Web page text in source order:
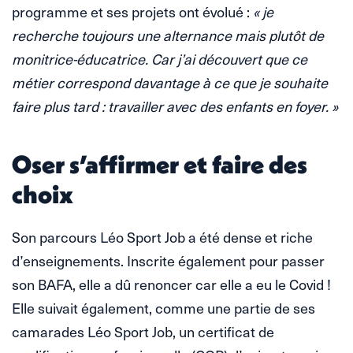
programme et ses projets ont évolué : « je
recherche toujours une alternance mais plutôt de
monitrice-éducatrice. Car j’ai découvert que ce
métier correspond davantage à ce que je souhaite
faire plus tard : travailler avec des enfants en foyer. »
Oser s’affirmer et faire des
choix
Son parcours Léo Sport Job a été dense et riche
d’enseignements. Inscrite également pour passer
son BAFA, elle a dû renoncer car elle a eu le Covid !
Elle suivait également, comme une partie de ses
camarades Léo Sport Job, un certificat de